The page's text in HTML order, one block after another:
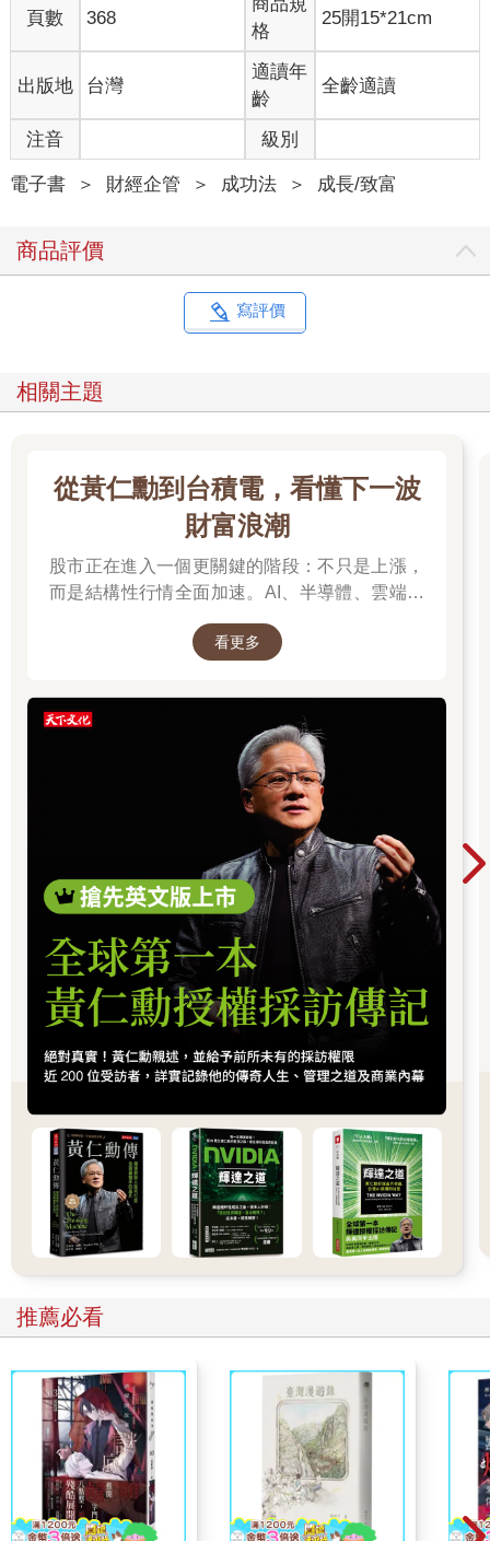
你的大腦，就是你所擁有最強大的工具，無時無刻都在你身邊，
但可惜，大腦並沒有附上使用說明書。
向這本書打聲招呼吧！它將幫助你，把你現在擁有的大腦潛力發
從未擁有過的使用說明書
大腦真的很管用；或者
其實大腦本來可以表現得更好。（有時這樣說還嫌保守。）
我身邊大多數人，包括我自己，都屬於第二種情況。
常打結。年長的朋友們，無論男女，也常搖頭感嘆自己不如以往
即使沒有懷孕或年紀這些變數，大多數人心中還是有一份關於大
腦表現的「祕密願望清單」。他們希望自己能更專注、在做重大
決定時更有信心，也不會輕易被生活的小小挫折惹毛。如果你現
在才十七、十八歲，或許會覺得只要有人給你機會，就能解決全
世界的問題。但對我們其他人來說？至少曾經有過解決問題的機
會，幸好表現也尚可，但心裡都明白，我們其實可以做得更好。
而我在這裡，就是為了幫助你解鎖自己的潛力。
學，而我，只是帶你入門的嚮導。我會替你消化龐大的研究內
容，轉譯那些最具突破性的發現，並用你不只聽得懂，還會感到
在座有些人可能是業餘的神經科學家（armchair
neuroscientists），想知道我能提供的所有細節，甚至更多。你們
但我也清楚，一旦有人講起科學便滔滔不絕，很多人就開始神
遊，眼神放空。這也是為什麼我會努力把科學內容講得清楚又好
懂，讓你可以馬上應用，同時也會克制自己不要聊過頭。（不過
說真的，如果每天只要花五到二十分鐘，就能變得更聰明、更有
效率，這真的超值得我們好好研究一番！）
我還會告訴你更多關於大腦是怎麼運作的。幾乎所有人聽到有趣
的大腦科學知識時，都會精神一振，只要這些資訊夠清楚、好
懂、又有實用性。
也許最讓我興奮的是，你能做到連最頂尖的神經外科醫師都辦不
到的事：你可以讓自己的大腦運作得更好。透過書中的一些練
在本書裡，我會把嚴謹的研究轉譯成實用的策略，不過當你偶爾
感到懷疑時（這很正常），我會盡力說服你。我不會像啦啦隊那
樣打氣（沒有迷你裙，也沒有擴音器），但我能，也一定會，與
你感同身受。其實在讀到我即將介紹的這些策略時，我自己也曾
多次產生懷疑。即使有些方法乍聽之下有點怪，不太可能有效，
我仍然試了。而如果它們最後被收錄在本書裡，就表示它們真的
有效果。
如果你正在找神經科學的入門課……
我講求廣告實在，所以先說清楚，這本書不是「神經科學的入門
課」。也許你看到這裡就想闔上書了，那也沒關係，我不會介
那差別在哪裡呢？首先，在神經科學的入門課裡，你至少得記住
五十個大腦區域的名稱。（相信我，我教過《認知神經科學導
論》（Introduction to Cognitive Neuroscience），要搞清楚這些
東西得準備不少張字卡。）不過在本書裡，我只會專注於大約十
幾個腦區，那些迷人的腦區，與你變得更聰明、更有效率、以及
頁數 368
格
25開15*21cm
出版地 台灣
適讀年
齡
全齡適讀
注音 級別
電子書 ＞ 財經企管 ＞ 成功法 ＞ 成長/致富
商品評價
寫評價
相關主題
從黃仁勳到台積電，看懂下一波
財富浪潮
股市正在進入一個更關鍵的階段：不只是上漲，
而是結構性行情全面加速。AI、半導體、雲端運
動全球科技基礎建設持續升級。尤其台灣憑藉晶
潮的關鍵樞紐上。而在這場浪潮中，有一個名字
你不得不認識：黃仁勳（NVIDIA），他正在定義
AI算力時代的規則，而台積電則是全球晶片製造
的核心引擎。從AI晶片、資料中心到記憶體與伺
服器，整條產業鏈正在被重新定價，帶動企業獲
利與出口預期同步上修。這不只是股市行情，而
是一次世界趨勢的重組：AI正在重寫產業分工，
也正在改變資本流向與全球經濟結構。
看更多
推薦必看